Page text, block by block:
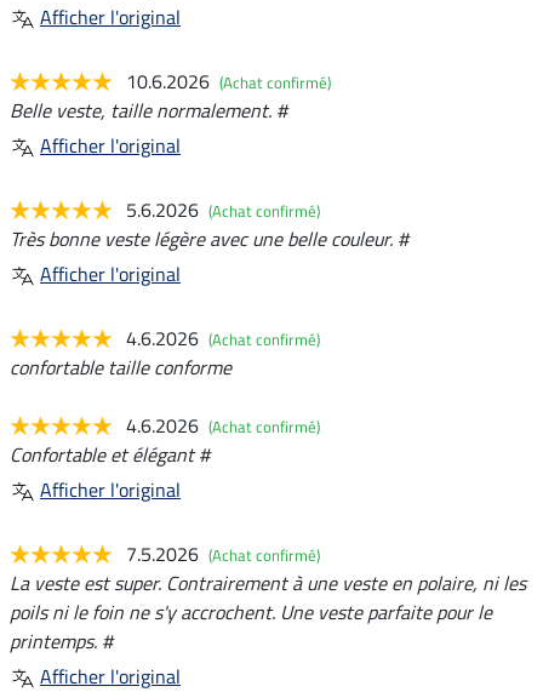
Afficher l'original
10.6.2026 (Achat confirmé)
Belle veste, taille normalement. #
Afficher l'original
5.6.2026 (Achat confirmé)
Très bonne veste légère avec une belle couleur. #
Afficher l'original
4.6.2026 (Achat confirmé)
confortable taille conforme
4.6.2026 (Achat confirmé)
Confortable et élégant #
Afficher l'original
7.5.2026 (Achat confirmé)
La veste est super. Contrairement à une veste en polaire, ni les
poils ni le foin ne s'y accrochent. Une veste parfaite pour le
printemps. #
Afficher l'original